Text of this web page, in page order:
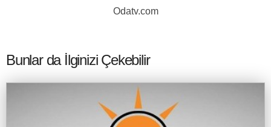
Odatv.com
Bunlar da İlginizi Çekebilir